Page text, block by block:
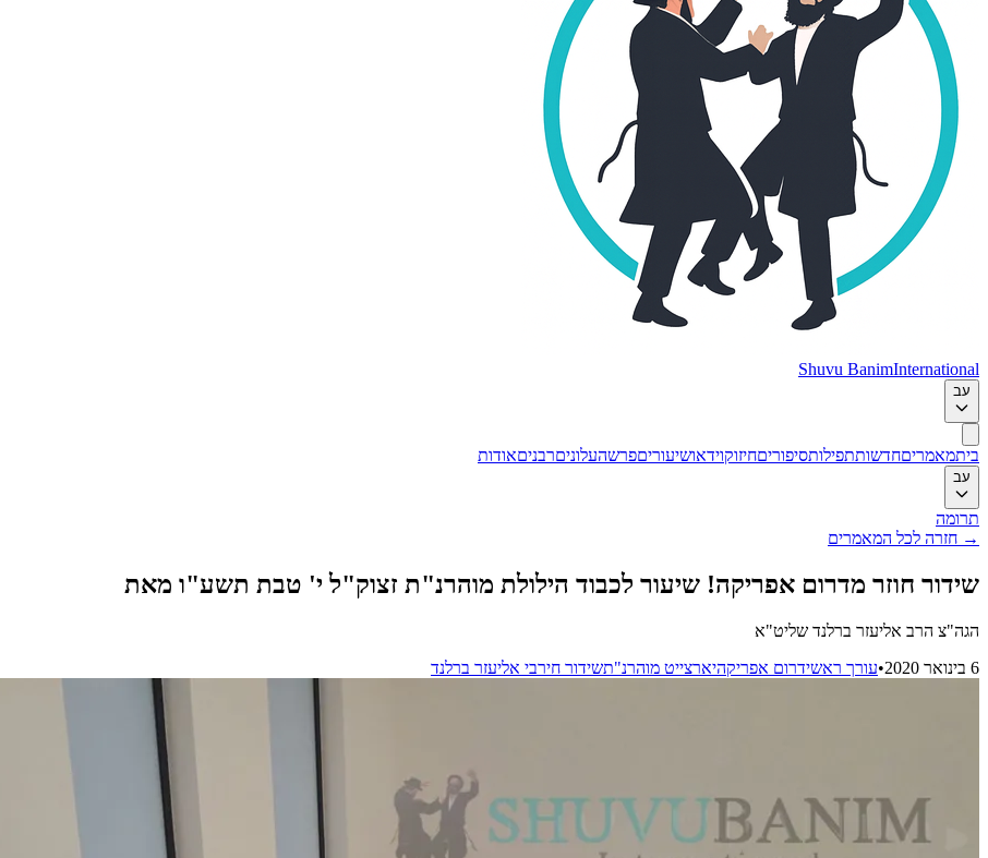
Shuvu BanimInternational
עב
ביתמאמריםחדשותתפילותסיפוריםחיזוקוידאושיעוריםפרשהעלוניםרבניםאודות
עב
תרומה
→ חזרה לכל המאמרים
שידור חוזר מדרום אפריקה! שיעור לכבוד הילולת מוהרנ"ת זצוק"ל י' טבת תשע"ו מאת
הגה"צ הרב אליעזר ברלנד שליט"א
6 בינואר 2020
•עורך ראשידרום אפריקהיארצייט מוהרנ"תשידור חירבי אליעזר ברלנד